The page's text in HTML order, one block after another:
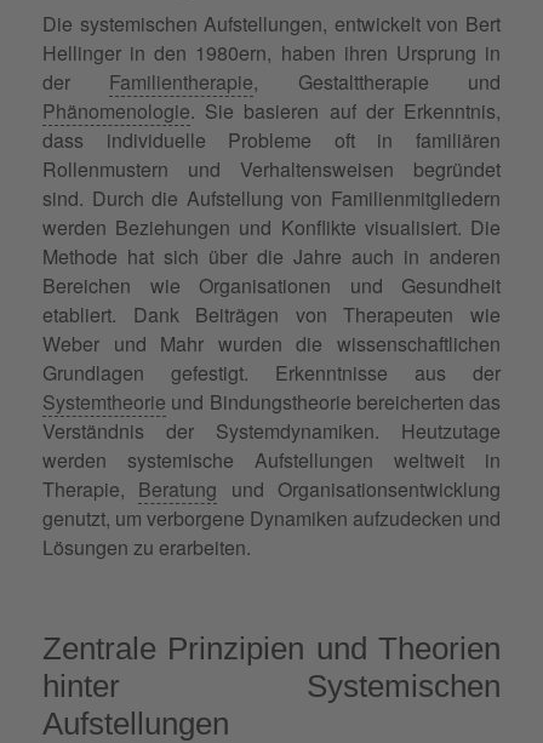
Die systemischen Aufstellungen, entwickelt von Bert
Hellinger in den 1980ern, haben ihren Ursprung in
der Familientherapie, Gestalttherapie und
Phänomenologie. Sie basieren auf der Erkenntnis,
dass individuelle Probleme oft in familiären
Rollenmustern und Verhaltensweisen begründet
sind. Durch die Aufstellung von Familienmitgliedern
werden Beziehungen und Konflikte visualisiert. Die
Methode hat sich über die Jahre auch in anderen
Bereichen wie Organisationen und Gesundheit
etabliert. Dank Beiträgen von Therapeuten wie
Weber und Mahr wurden die wissenschaftlichen
Grundlagen gefestigt. Erkenntnisse aus der
Systemtheorie und Bindungstheorie bereicherten das
Verständnis der Systemdynamiken. Heutzutage
werden systemische Aufstellungen weltweit in
Therapie, Beratung und Organisationsentwicklung
genutzt, um verborgene Dynamiken aufzudecken und
Lösungen zu erarbeiten.
Zentrale Prinzipien und Theorien
hinter Systemischen
Aufstellungen